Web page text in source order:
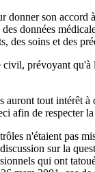
donner son
données
des soins et des
prévoyant qu'à
auront tout intérêt
afin de respecter
n'étaient pas
sur la
qui ont